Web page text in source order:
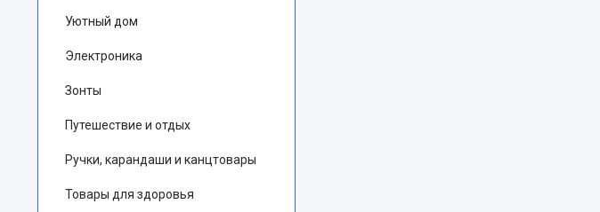
Уютный дом
Электроника
Зонты
Путешествие и отдых
Ручки, карандаши и канцтовары
Товары для здоровья